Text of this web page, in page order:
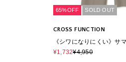
65%OFF SOLD OUT
CROSS FUNCTION
《シワになりにくい》サ
プレスストレートパンツ
¥1,732¥4,950